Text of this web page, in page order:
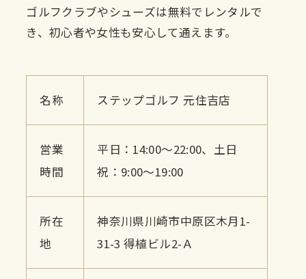
ゴルフクラブやシューズは無料でレンタルで
き、初心者や女性も安心して通えます。
名称 ステップゴルフ 元住吉店
営業
時間
平日：14:00～22:00、土日
祝：9:00～19:00
所在
地
神奈川県川崎市中原区木月1-
31-3 得植ビル2-Ａ